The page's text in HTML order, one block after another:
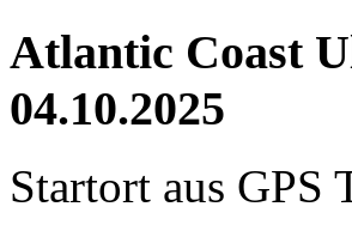
Atlantic Coast
04.10.2025
Startort aus GPS